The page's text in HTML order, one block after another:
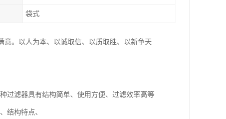
袋式
意。以人为本、以诚取信、以质取胜、以新争天
过滤器具有结构简单、使用方便、过滤效率高等
结构特点、